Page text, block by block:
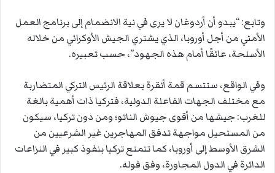
وتابع: “يبدو أن أردوغان لا يرى في نية الانضمام إلى برنامج العمل
الأمني ​​من أجل أوروبا، الذي يشتري الجيش الأوكراني من خلاله
الأسلحة، عائقًا أمام هذه الجهود”، حسب تعبيره.
وفي الواقع، ستتسم قمة أنقرة بعلاقة الرئيس التركي المتضاربة
مع مختلف الجهات الفاعلة الدولية، فتركيا ذات أهمية بالغة
للغرب: جيشها من أقوى جيوش الناتو؛ ومن دون تركيا، سيكون
من المستحيل مواجهة تدفق المهاجرين غير الشرعيين من
الشرق الأوسط إلى أوروبا، كما تتمتع تركيا بنفوذ كبير في النزاعات
الدائرة في الدول المجاورة، وفق فوله.